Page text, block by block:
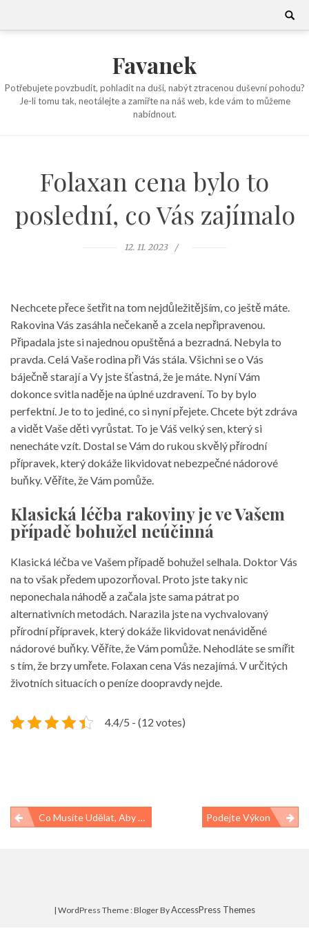
Search
Favanek
Potřebujete povzbudit, pohladit na duši, nabýt ztracenou duševní pohodu?
Je-li tomu tak, neotálejte a zamiřte na náš web, kde vám to můžeme
nabídnout.
Folaxan cena bylo to
poslední, co Vás zajímalo
12. 11. 2023
Nechcete přece šetřit na tom nejdůležitějším, co ještě máte.
Rakovina Vás zasáhla nečekaně a zcela nepřipravenou.
Připadala jste si najednou opuštěná a bezradná. Nebyla to
pravda. Celá Vaše rodina při Vás stála. Všichni se o Vás
báječně starají a Vy jste šťastná, že je máte. Nyní Vám
dokonce svitla naděje na úplné uzdravení. To by bylo
perfektní. Je to to jediné, co si nyní přejete. Chcete být zdráva
a vidět Vaše děti vyrůstat. To je Váš velký sen, který si
nenecháte vzít. Dostal se Vám do rukou skvělý přírodní
přípravek, který dokáže likvidovat nebezpečné nádorové
buňky. Věříte, že Vám pomůže.
Klasická léčba rakoviny je ve Vašem
případě bohužel neúčinná
Klasická léčba ve Vašem případě bohužel selhala. Doktor Vás
na to však předem upozorňoval. Proto jste taky nic
neponechala náhodě a začala jste sama pátrat po
alternativních metodách. Narazila jste na vychvalovaný
přírodní přípravek, který dokáže likvidovat nenáviděné
nádorové buňky. Věříte, že Vám pomůže. Nehodláte se smířit
s tím, že brzy umřete. Folaxan cenaVás nezajímá. V určitých
životních situacích o peníze doopravdy nejde.
4.4/5 - (12 votes)
Navigace
Co Musíte Udělat, Aby Vás Sex Bavil Podejte Výkon
| WordPress Theme : Bloger ByAccessPress Themes